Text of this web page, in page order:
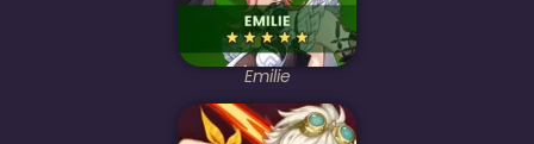
Emilie